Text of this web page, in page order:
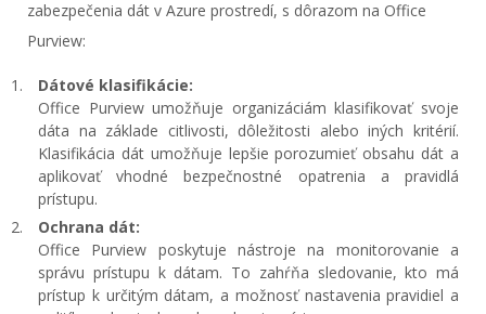
zabezpečenia dát v Azure prostredí, s dôrazom na Office
Purview:
Dátové klasifikácie:
Office Purview umožňuje organizáciám klasifikovať svoje
dáta na základe citlivosti, dôležitosti alebo iných kritérií.
Klasifikácia dát umožňuje lepšie porozumieť obsahu dát a
aplikovať vhodné bezpečnostné opatrenia a pravidlá
prístupu.
Ochrana dát:
Office Purview poskytuje nástroje na monitorovanie a
správu prístupu k dátam. To zahŕňa sledovanie, kto má
prístup k určitým dátam, a možnosť nastavenia pravidiel a